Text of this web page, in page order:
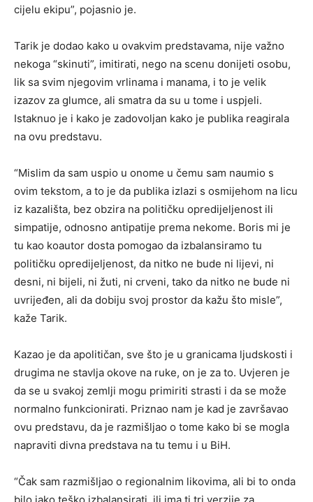
cijelu ekipu”, pojasnio je.
Tarik je dodao kako u ovakvim predstavama, nije važno
nekoga “skinuti”, imitirati, nego na scenu donijeti osobu,
lik sa svim njegovim vrlinama i manama, i to je velik
izazov za glumce, ali smatra da su u tome i uspjeli.
Istaknuo je i kako je zadovoljan kako je publika reagirala
na ovu predstavu.
“Mislim da sam uspio u onome u čemu sam naumio s
ovim tekstom, a to je da publika izlazi s osmijehom na licu
iz kazališta, bez obzira na političku opredijeljenost ili
simpatije, odnosno antipatije prema nekome. Boris mi je
tu kao koautor dosta pomogao da izbalansiramo tu
političku opredijeljenost, da nitko ne bude ni lijevi, ni
desni, ni bijeli, ni žuti, ni crveni, tako da nitko ne bude ni
uvrijeđen, ali da dobiju svoj prostor da kažu što misle”,
kaže Tarik.
Kazao je da apolitičan, sve što je u granicama ljudskosti i
drugima ne stavlja okove na ruke, on je za to. Uvjeren je
da se u svakoj zemlji mogu primiriti strasti i da se može
normalno funkcionirati. Priznao nam je kad je završavao
ovu predstavu, da je razmišljao o tome kako bi se mogla
napraviti divna predstava na tu temu i u BiH.
“Čak sam razmišljao o regionalnim likovima, ali bi to onda